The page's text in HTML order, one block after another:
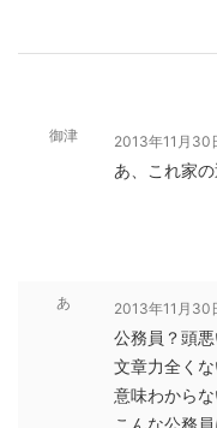
御津 2013年11月30
あ、これ家
あ 2013年11月30
公務員？頭悪
文章力全くな
意味わから
こんな公務